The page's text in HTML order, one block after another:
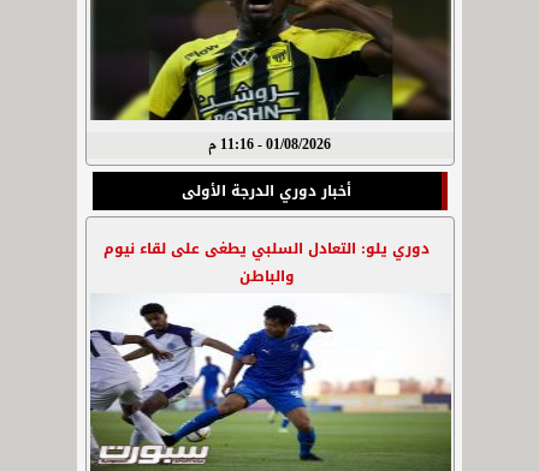
01/08/2026 - 11:16 م
أخبار دوري الدرجة الأولى
دوري يلو: التعادل السلبي يطغى على لقاء نيوم
والباطن